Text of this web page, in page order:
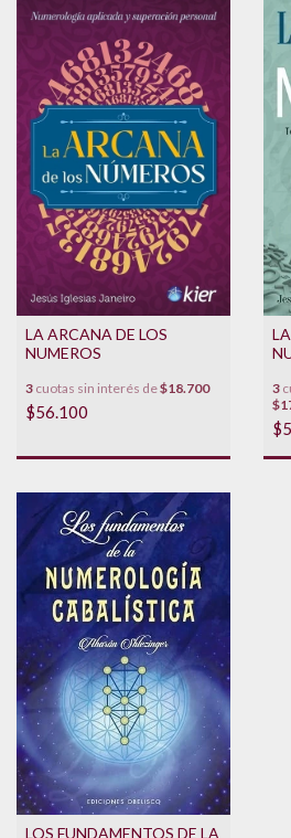
LA ARCANA DE LOS
NUMEROS
3 cuotas sin interés de$18.700
$56.100
3
LOS FUNDAMENTOS DE LA